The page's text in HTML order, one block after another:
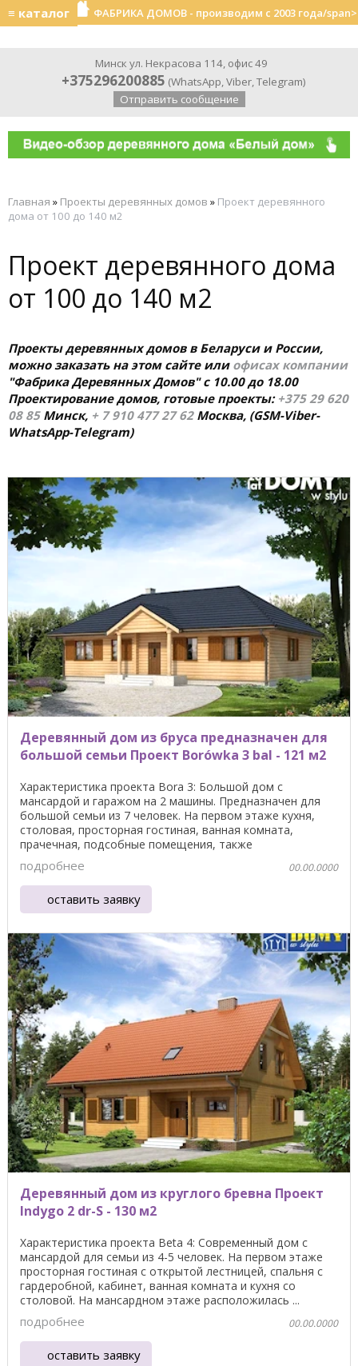
≡ каталог ФАБРИКА ДОМОВ - производим с 2003 года/span>
Минск ул. Некрасова 114, офис 49
+375296200885 (WhatsApp,Viber,Telegram)
Отправить сообщение
Главная » Проекты деревянных домов » Проект деревянного
дома от 100 до 140 м2
Проект деревянного дома
от 100 до 140 м2
Проекты деревянных домов в Беларуси и России,
можно заказать на этом сайте или офисах компании
"Фабрика Деревянных Домов" с 10.00 до 18.00
Проектирование домов, готовые проекты: +375 29 620
08 85Минск, + 7 910 477 27 62Москва, (GSM-Viber-
WhatsApp-Telegram)
Деревянный дом из бруса предназначен для
большой семьи Проект Borówka 3 bal - 121 м2
Характеристика проекта Bora 3: Большой дом с
мансардой и гаражом на 2 машины. Предназначен для
большой семьи из 7 человек. На первом этаже кухня,
столовая, просторная гостиная, ванная комната,
прачечная, подсобные помещения, также
предусматривается ...
подробнее 00.00.0000
оставить заявку
Деревянный дом из круглого бревна Проект
Indygo 2 dr-S - 130 м2
Характеристика проекта Beta 4: Современный дом с
мансардой для семьи из 4-5 человек. На первом этаже
просторная гостиная с открытой лестницей, спальня с
гардеробной, кабинет, ванная комната и кухня со
столовой. На мансардном этаже расположилась ...
подробнее 00.00.0000
оставить заявку